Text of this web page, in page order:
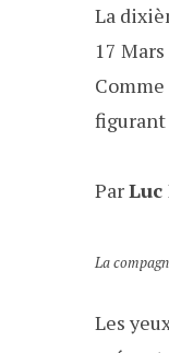
La
17
figurant
ParLuc
La
Les